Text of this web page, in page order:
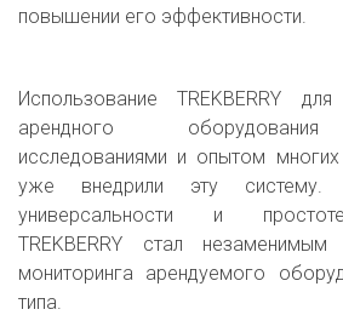
повышении его эффективности.
Использование TREKBERRY
арендного
исследованиями и опытом
уже внедрили эту систему.
универсальности и
TREKBERRY стал
мониторинга арендуемого
типа.